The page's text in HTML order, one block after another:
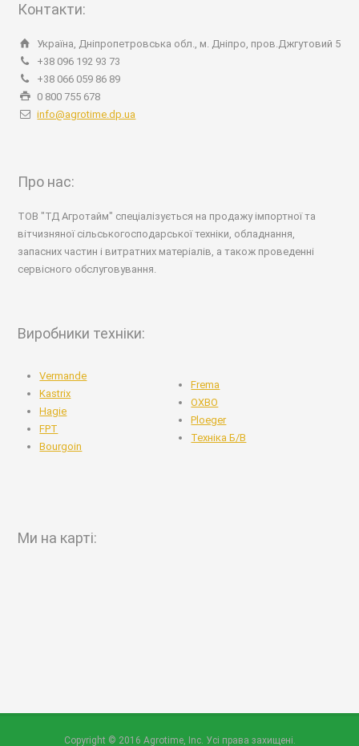
Контакти:
Україна, Дніпропетровська обл., м. Дніпро, пров.Джгутовий 5
+38 096 192 93 73
+38 066 059 86 89
0 800 755 678
info@agrotime.dp.ua
Про нас:
ТОВ "ТД Агротайм" спеціалізується на продажу імпортної та
вітчизняної сільськогосподарської техніки, обладнання,
запасних частин і витратних матеріалів, а також проведенні
сервісного обслуговування.
Виробники техніки:
Vermande
Kastrix
Hagie
FPT
Bourgoin
Frema
OXBO
Ploeger
Техніка Б/В
Ми на карті:
Copyright © 2016 Agrotime, Inc. Усі права захищені.